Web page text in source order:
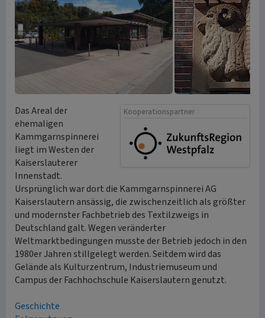
Kooperationspartner
Das Areal der
ehemaligen
Kammgarnspinnerei
liegt im Westen der
Kaiserslauterer
Innenstadt.
Ursprünglich war dort die Kammgarnspinnerei AG
Kaiserslautern ansässig, die zwischenzeitlich als größter
und modernster Fachbetrieb des Textilzweigs in
Deutschland galt. Wegen veränderter
Weltmarktbedingungen musste der Betrieb jedoch in den
1980er Jahren stillgelegt werden. Seitdem wird das
Gelände als Kulturzentrum, Industriemuseum und
Campus der Fachhochschule Kaiserslautern genutzt.
Geschichte